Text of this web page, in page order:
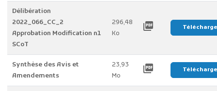
Délibération
2022_066_CC_2
Approbation Modification n1
SCoT
296,48
Ko
picture_as_pdf
Synthèse des Avis et
Amendements
23,93
Mo
picture_as_pdf